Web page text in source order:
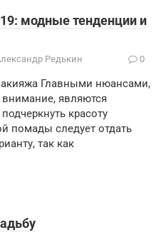
модные тенденции и
Редькин 0
Главными нюансами,
являются
красоту
помады следует отдать
так как